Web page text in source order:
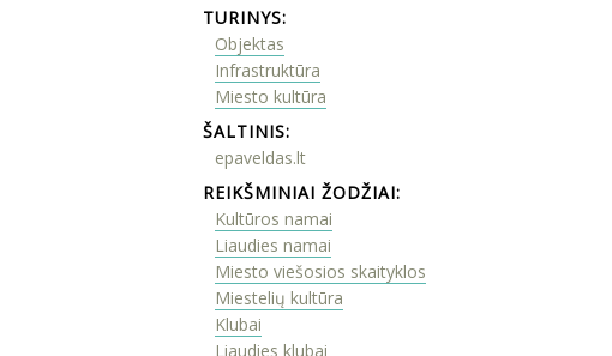
TURINYS:
Objektas
Infrastruktūra
Miesto kultūra
ŠALTINIS:
epaveldas.lt
REIKŠMINIAI ŽODŽIAI:
Kultūros namai
Liaudies namai
Miesto viešosios skaityklos
Miestelių kultūra
Klubai
Liaudies klubai